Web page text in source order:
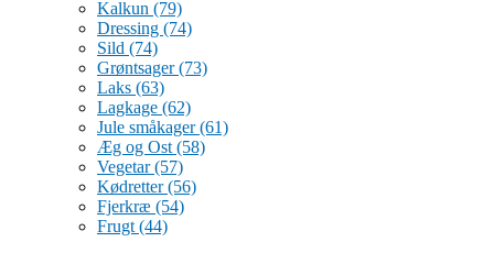
Kalkun (79)
Dressing (74)
Sild (74)
Grøntsager(73)
Laks (63)
Lagkage (62)
Jule småkager(61)
Æg og Ost (58)
Vegetar(57)
Kødretter(56)
Fjerkræ (54)
Frugt (44)